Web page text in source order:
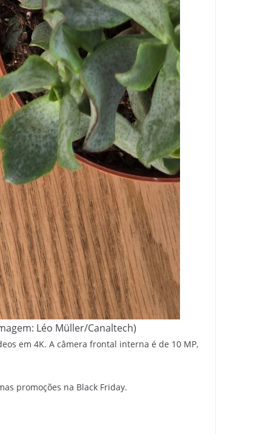
Léo Müller/Canaltech)
em 4K. A câmera frontal interna é de 10 MP,
promoções na Black Friday.